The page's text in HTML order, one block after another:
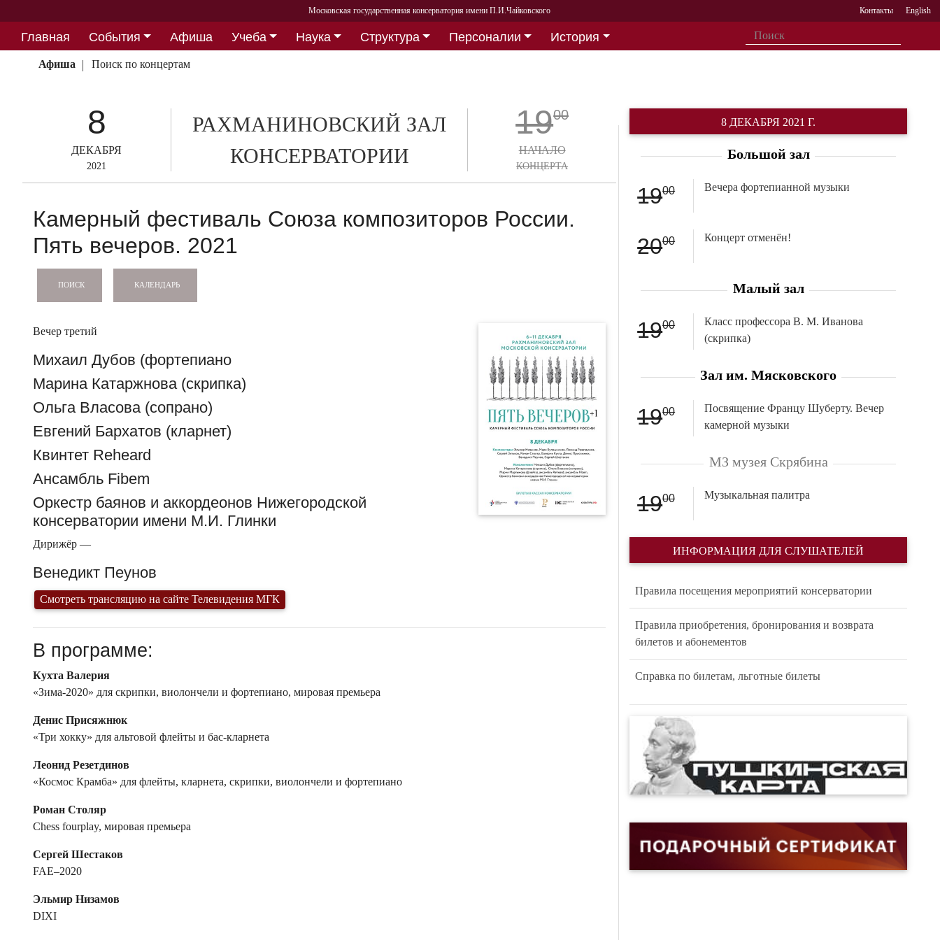
Московская государственная консерватория имени П.И.Чайковского Контакты English
Главная События Афиша Учеба Наука Структура Персоналии
История
Партнерство
Афиша Поиск по концертам
8
ДЕКАБРЯ
2021
РАХМАНИНОВСКИЙ ЗАЛ
КОНСЕРВАТОРИИ
1900
НАЧАЛО
КОНЦЕРТА
Камерный фестиваль Союза композиторов России.
Пять вечеров. 2021
ПОИСК КАЛЕНДАРЬ
Вечер третий
Михаил Дубов (фортепиано
Марина Катаржнова (скрипка)
Ольга Власова (сопрано)
Евгений Бархатов (кларнет)
Квинтет Reheard
Ансамбль Fibem
Оркестр баянов и аккордеонов Нижегородской
консерватории имени М.И. Глинки
Дирижёр —
Венедикт Пеунов
Смотреть трансляцию на сайте Телевидения МГК
В программе:
Кухта Валерия
«Зима-2020» для скрипки, виолончели и фортепиано, мировая премьера
Денис Присяжнюк
«Три хокку» для альтовой флейты и бас-кларнета
Леонид Резетдинов
«Космос Крамба» для флейты, кларнета, скрипки, виолончели и фортепиано
Роман Столяр
Chess fourplay, мировая премьера
Сергей Шестаков
FAE–2020
Эльмир Низамов
DIXI
8 ДЕКАБРЯ 2021 Г.
Большой зал
1900 Вечера фортепианной музыки
2000 Концерт отменён!
Малый зал
1900
Класс профессора В. М. Иванова
(скрипка)
Зал им. Мясковского
1900
Посвящение Францу Шуберту. Вечер
камерной музыки
МЗ музея Скрябина
1900 Музыкальная палитра
ИНФОРМАЦИЯ ДЛЯ СЛУШАТЕЛЕЙ
Правила посещения мероприятий консерватории
Правила приобретения, бронирования и возврата
билетов и абонементов
Справка по билетам, льготные билеты